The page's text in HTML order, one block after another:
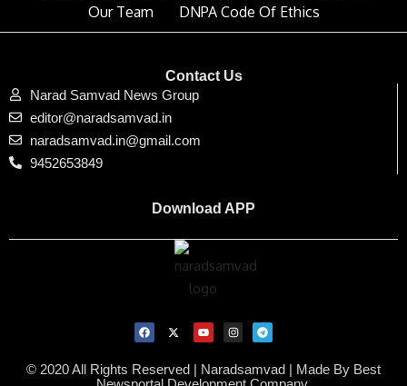
Our Team
DNPA Code Of Ethics
Contact Us
Narad Samvad News Group
editor@naradsamvad.in
naradsamvad.in@gmail.com
9452653849
Download APP
© 2020 All Rights Reserved | Naradsamvad | Made By Best